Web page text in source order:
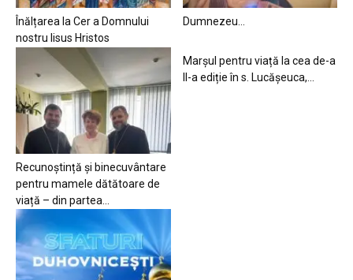
Înălțarea la Cer a Domnului
nostru Iisus Hristos
Dumnezeu…
Recunoștință și binecuvântare
pentru mamele dătătoare de
viață – din partea...
Marșul pentru viață la cea de-a
II-a ediție în s. Lucășeuca,...